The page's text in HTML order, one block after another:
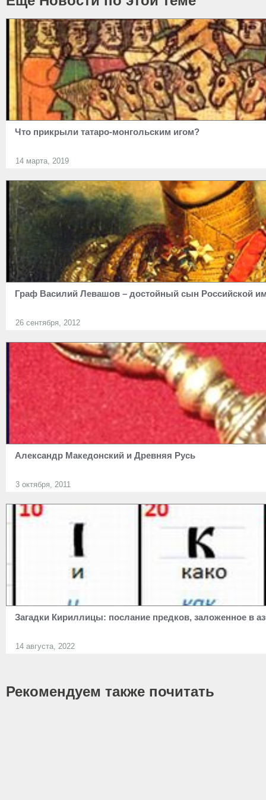
Что прикрыли татаро-монгольским игом?
14 марта, 2019
Граф Василий Левашов – достойный сын Российской
26 сентября, 2012
Александр Македонский и Древняя Русь
3 октября, 2011
Загадки Кириллицы: послание предков, заложенное в
14 августа, 2022
Рекомендуем также почитать